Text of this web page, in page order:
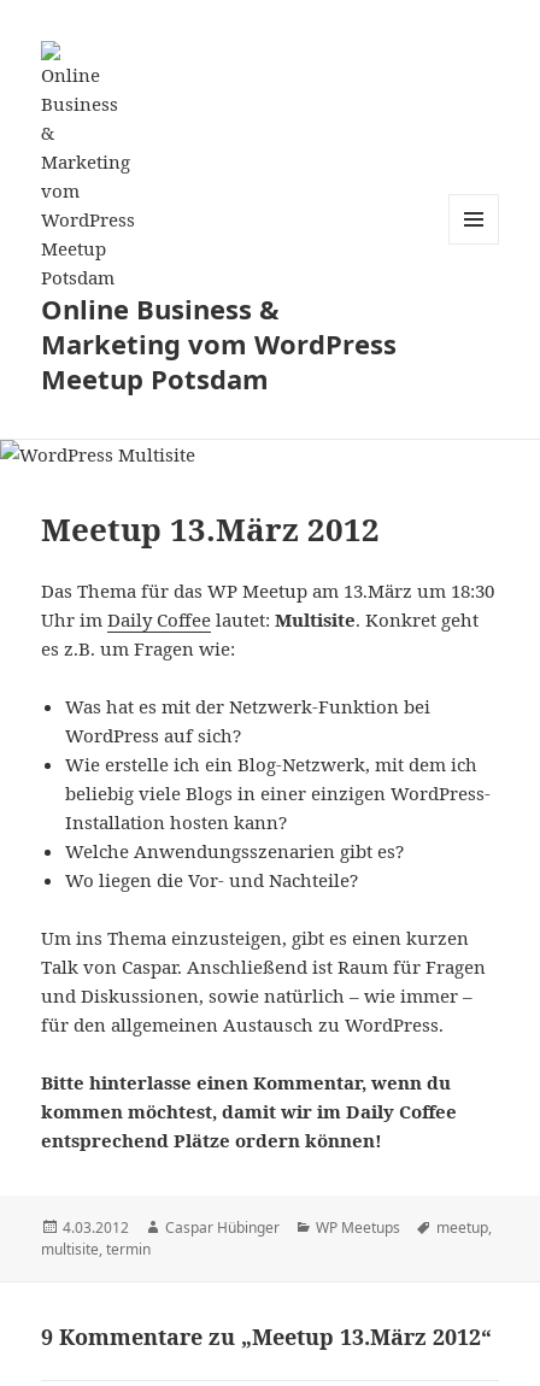
Online Business &
Marketing vom WordPress
Meetup Potsdam
Meetup 13.März 2012
Das Thema für das WP Meetup am 13.März um 18:30
Uhr imDaily Coffee lautet:Multisite. Konkret geht
es z.B. um Fragen wie:
Was hat es mit der Netzwerk-Funktion bei
WordPress auf sich?
Wie erstelle ich ein Blog-Netzwerk, mit dem ich
beliebig viele Blogs in einer einzigen WordPress-
Installation hosten kann?
Welche Anwendungsszenarien gibt es?
Wo liegen die Vor- und Nachteile?
Um ins Thema einzusteigen, gibt es einen kurzen
Talk von Caspar. Anschließend ist Raum für Fragen
und Diskussionen, sowie natürlich – wie immer –
für den allgemeinen Austausch zu WordPress.
Bitte hinterlasse einen Kommentar, wenn du
kommen möchtest, damit wir im Daily Coffee
entsprechend Plätze ordern können!
Veröffentlicht
am
4.03.2012 Autor
Caspar Hübinger Kategorien
WP Meetups Schlagwörter
meetup,
multisite,termin
9 Kommentare zu „Meetup 13.März 2012“